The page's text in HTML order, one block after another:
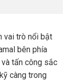
vai trò nổi bật
bên phía
tấn công sắc
càng trong